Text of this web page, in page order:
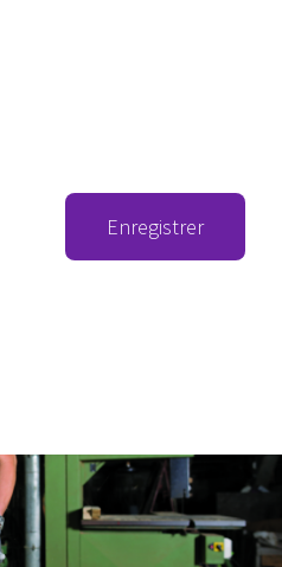
Enregistrer